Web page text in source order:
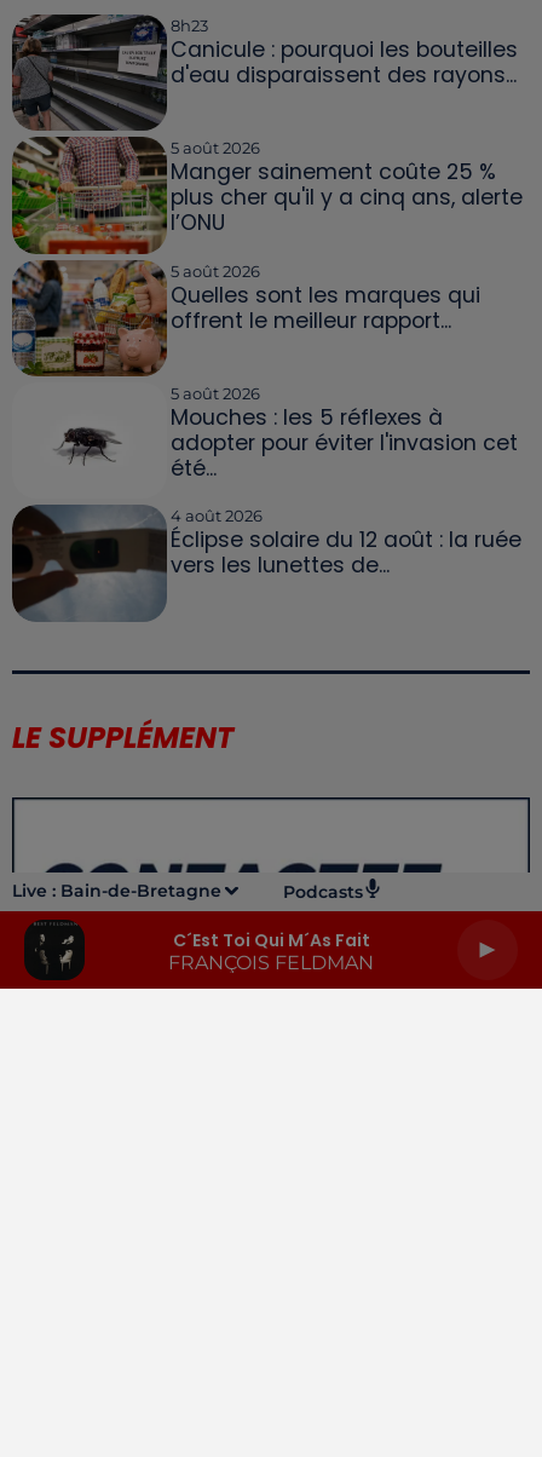
Live : Bain-de-Bretagne Podcasts
C´est Toi Qui M´as Fait
FRANÇOIS FELDMAN
8h23
Canicule : pourquoi les bouteilles
d'eau disparaissent des rayons...
5 août 2026
Manger sainement coûte 25 %
plus cher qu'il y a cinq ans, alerte
l’ONU
5 août 2026
Quelles sont les marques qui
offrent le meilleur rapport...
5 août 2026
Mouches : les 5 réflexes à
adopter pour éviter l'invasion cet
été...
4 août 2026
Éclipse solaire du 12 août : la ruée
vers les lunettes de...
LE SUPPLÉMENT